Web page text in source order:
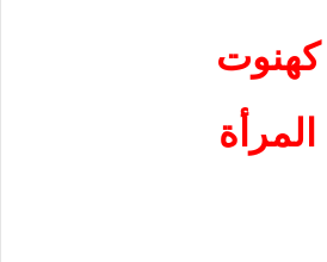
كهنوت
المرأة